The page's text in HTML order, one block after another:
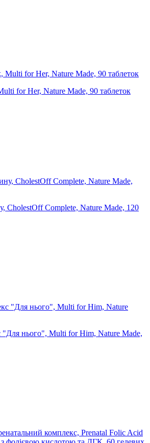
for Her, Nature Made, 90 таблеток
CholestOff Complete, Nature Made, 120
"Для нього", Multi for Him, Nature Made,